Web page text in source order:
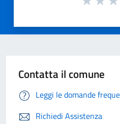
Contatta il comune
Leggi le domande
Richiedi Assistenza